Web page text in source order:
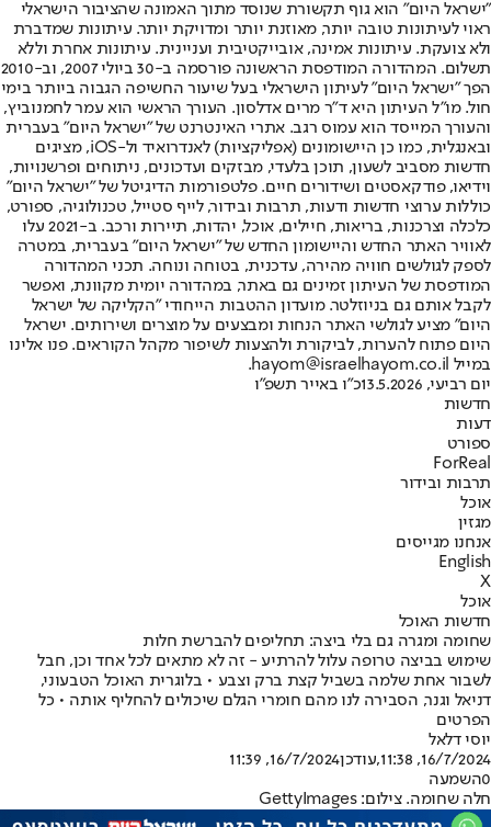
"ישראל היום" הוא גוף תקשורת שנוסד מתוך האמונה שהציבור הישראלי
ראוי לעיתונות טובה יותר, מאוזנת יותר ומדויקת יותר. עיתונות שמדברת
ולא צועקת. עיתונות אמינה, אובייקטיבית ועניינית. עיתונות אחרת וללא
תשלום. המהדורה המודפסת הראשונה פורסמה ב-30 ביולי 2007, וב-2010
הפך "ישראל היום" לעיתון הישראלי בעל שיעור החשיפה הגבוה ביותר בימי
חול. מו"ל העיתון היא ד"ר מרים אדלסון. העורך הראשי הוא עמר לחמנוביץ,
והעורך המייסד הוא עמוס רגב. אתרי האינטרנט של "ישראל היום" בעברית
ובאנגלית, כמו כן היישומונים (אפליקציות) לאנדרואיד ול-iOS, מציגים
חדשות מסביב לשעון, תוכן בלעדי, מבזקים ועדכונים, ניתוחים ופרשנויות,
וידיאו, פודקאסטים ושידורים חיים. פלטפורמות הדיגיטל של "ישראל היום"
כוללות ערוצי חדשות ודעות, תרבות ובידור, לייף סטייל, טכנולוגיה, ספורט,
כלכלה וצרכנות, בריאות, חיילים, אוכל, יהדות, תיירות ורכב. ב-2021 עלו
לאוויר האתר החדש והיישומון החדש של "ישראל היום" בעברית, במטרה
לספק לגולשים חוויה מהירה, עדכנית, בטוחה ונוחה. תכני המהדורה
המודפסת של העיתון זמינים גם באתר, במהדורה יומית מקוונת, ואפשר
לקבל אותם גם בניוזלטר. מועדון ההטבות הייחודי "הקליקה של ישראל
היום" מציע לגולשי האתר הנחות ומבצעים על מוצרים ושירותים. ישראל
היום פתוח להערות, לביקורת ולהצעות לשיפור מקהל הקוראים. פנו אלינו
במייל hayom@israelhayom.co.il.
יום רביעי, 13.5.2026
כ"ו באייר תשפ"ו
חדשות
דעות
ספורט
ForReal
תרבות ובידור
אוכל
מגזין
אנחנו מגייסים
English
X
אוכל
חדשות האוכל
שחומה ומגרה גם בלי ביצה: תחליפים להברשת חלות
שימוש בביצה טרופה עלול להרתיע - זה לא מתאים לכל אחד וכן, חבל
לשבור אחת שלמה בשביל קצת ברק וצבע • בלוגרית האוכל הטבעוני,
דניאל וגנר, הסבירה לנו מהם חומרי הגלם שיכולים להחליף אותה • כל
הפרטים
יוסי דלאל
16/7/2024, 11:38
,עודכן16/7/2024, 11:39
0השמעה
חלה שחומה. צילום: GettyImages